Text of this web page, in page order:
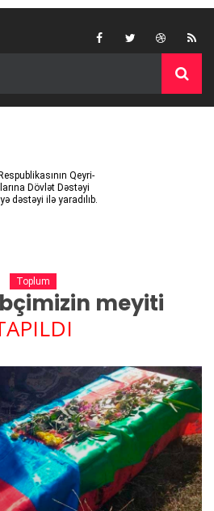
Qeyri-
Dövlət Dəstəyi
dəstəyi ilə yaradılıb.
Toplum
meyiti